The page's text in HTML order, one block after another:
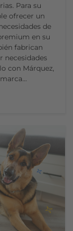
Para su
ofrecer un
de
en su
fabrican
necesidades
con Márquez,